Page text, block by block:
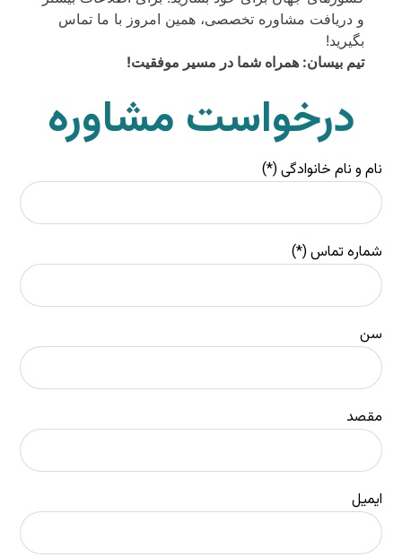
و دریافت مشاوره تخصصی، همین امروز با ما تماس
بگیرید!
تیم بیسان: همراه شما در مسیر موفقیت!
درخواست مشاوره
نام و نام خانوادگی (*)
شماره تماس (*)
سن
مقصد
ایمیل